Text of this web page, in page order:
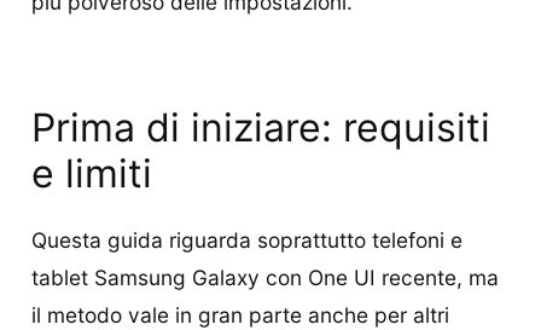
Prima di iniziare: requisiti
e limiti
Questa guida riguarda soprattutto telefoni e
tablet Samsung Galaxy con One UI recente, ma
il metodo vale in gran parte anche per altri